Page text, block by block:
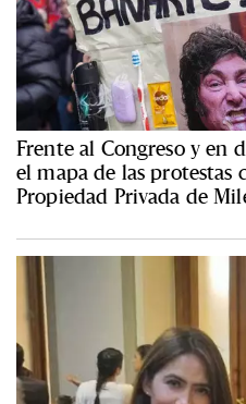
Frente al Congreso y en
el mapa de las protestas
Propiedad Privada de